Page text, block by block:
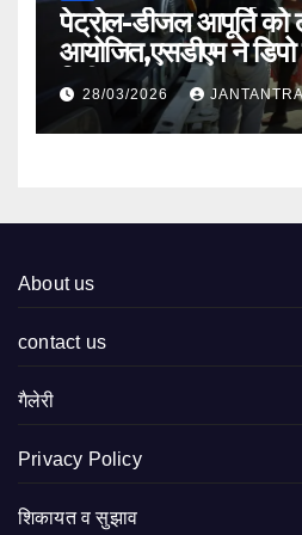
पेट्रोल-डीजल आपूर्ति
आयोजित,एसडीएम ने डिपो
निरीक्षण
28/03/2026
About us
contact us
गैलेरी
Privacy Policy
शिकायत व सुझाव